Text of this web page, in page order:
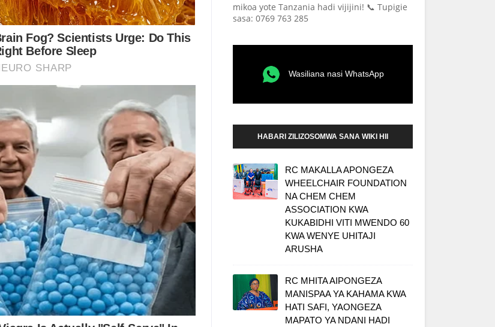
mikoa yote Tanzania hadi vijijini! 📞 Tupigie
sasa: 0769 763 285
Wasiliana nasi WhatsApp
HABARI ZILIZOSOMWA SANA WIKI HII
RC MAKALLA APONGEZA
WHEELCHAIR FOUNDATION
NA CHEM CHEM
ASSOCIATION KWA
KUKABIDHI VITI MWENDO 60
KWA WENYE UHITAJI
ARUSHA
RC MHITA AIPONGEZA
MANISPAA YA KAHAMA KWA
HATI SAFI, YAONGEZA
MAPATO YA NDANI HADI